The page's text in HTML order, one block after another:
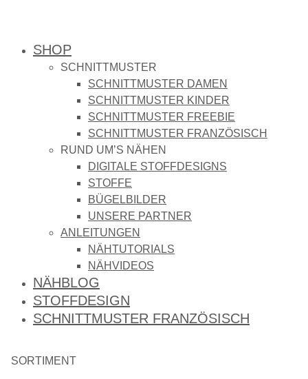
SHOP
SCHNITTMUSTER
SCHNITTMUSTER DAMEN
SCHNITTMUSTER KINDER
SCHNITTMUSTER FREEBIE
SCHNITTMUSTER FRANZÖSISCH
RUND UM’S NÄHEN
DIGITALE STOFFDESIGNS​
STOFFE
BÜGELBILDER
UNSERE PARTNER
ANLEITUNGEN
NÄHTUTORIALS
NÄHVIDEOS
NÄHBLOG
STOFFDESIGN
SCHNITTMUSTER FRANZÖSISCH
SORTIMENT